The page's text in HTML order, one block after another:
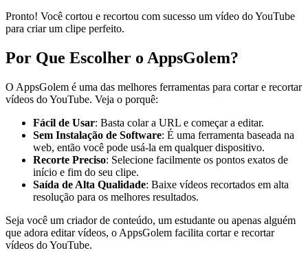
Pronto! Você cortou e recortou com sucesso um vídeo do YouTube
para criar um clipe perfeito.
Por Que Escolher o AppsGolem?
O AppsGolem é uma das melhores ferramentas para cortar e recortar
vídeos do YouTube. Veja o porquê:
Fácil de Usar: Basta colar a URL e começar a editar.
Sem Instalação de Software: É uma ferramenta baseada na
web, então você pode usá-la em qualquer dispositivo.
Recorte Preciso: Selecione facilmente os pontos exatos de
início e fim do seu clipe.
Saída de Alta Qualidade: Baixe vídeos recortados em alta
resolução para os melhores resultados.
Seja você um criador de conteúdo, um estudante ou apenas alguém
que adora editar vídeos, o AppsGolem facilita cortar e recortar
vídeos do YouTube.